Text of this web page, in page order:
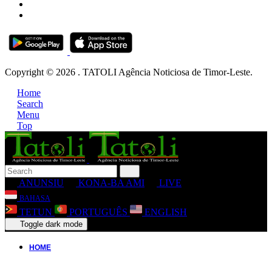
Copyright © 2026 . TATOLI Agência Noticiosa de Timor-Leste.
Home
Search
Menu
Top
ANUNSIU KONA-BA AMI LIVE
BAHASA
TETUN PORTUGUÊS ENGLISH
Toggle dark mode
HOME